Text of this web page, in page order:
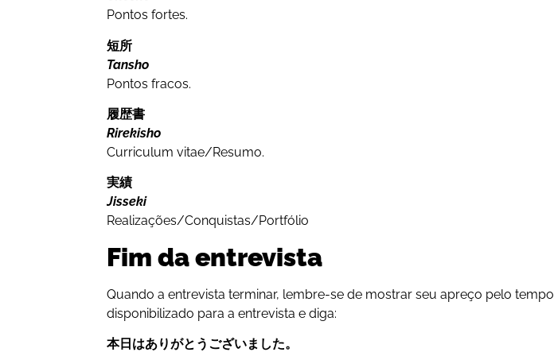
Pontos fortes.
短所
Tansho
Pontos fracos.
履歴書
Rirekisho
Curriculum vitae/Resumo.
実績
Jisseki
Realizações/Conquistas/Portfólio
Fim da entrevista
Quando a entrevista terminar, lembre-se de mostrar seu apreço pelo tempo
disponibilizado para a entrevista e diga:
本日はありがとうございました。